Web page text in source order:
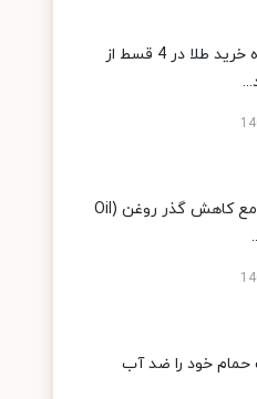
فرصت ویژه خرید طلا در 4 قسط از
راهنمای جامع کاهش گذر روغن (Oil
خود را ضد آب